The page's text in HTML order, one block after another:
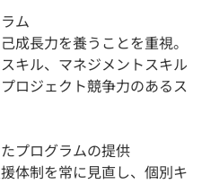
ム
成長力を養うことを重視。
キル、マネジメントスキル
ロジェクト競争力のあるス
プログラムの提供
体制を常に見直し、個別キ